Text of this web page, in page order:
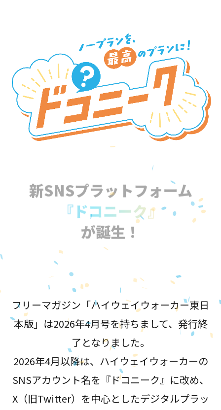
新SNSプラットフォーム
『ドコニーク』
が誕生！
フリーマガジン「ハイウェイウォーカー東日
本版」は2026年4月号を持ちまして、発行終
了となりました。
2026年4月以降は、ハイウェイウォーカーの
SNSアカウント名を『ドコニーク』に改め、
X（旧Twitter）を中心としたデジタルプラッ